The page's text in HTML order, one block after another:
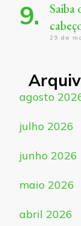
Saiba
29 de
agosto
julho 2026
junho 2026
maio 2026
abril 2026